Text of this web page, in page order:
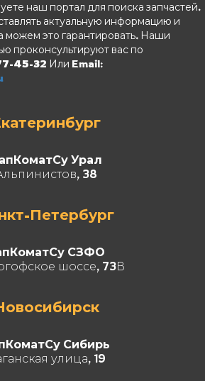
наш портал для поиска запчастей.
актуальную информацию и
можем это гарантировать. Наши
проконсультируют вас по
45-32 Или Email:
Урал
38
Петербург
СЗФО
шоссе, 73В
Сибирь
улица, 19